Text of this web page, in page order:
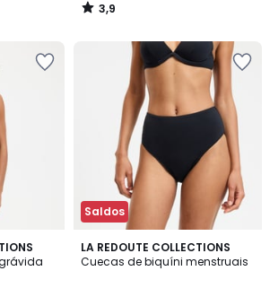
3,9
/
Saldos
LA REDOUTE COLLECTIONS
Cuecas de biquíni menstruais
4
/